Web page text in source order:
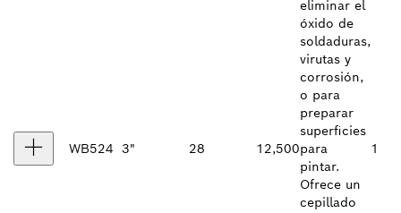
WB524 3" 28 12,500
eliminar el
óxido de
soldaduras,
virutas y
corrosión,
o para
preparar
superficies
para
pintar.
Ofrece un
cepillado
1